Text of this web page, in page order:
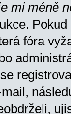
mi méně
fóra